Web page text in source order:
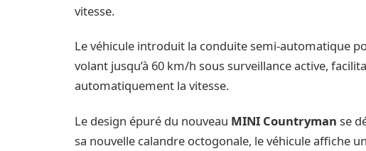
vitesse.
Le véhicule introduit la conduite semi-automatique
volant jusqu’à 60 km/h sous surveillance active,
automatiquement la vitesse.
Le design épuré du nouveau MINI Countryman se
sa nouvelle calandre octogonale, le véhicule affiche